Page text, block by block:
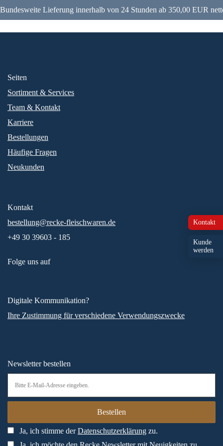
Bundesweite Lieferung innerhalb von 24 Stunden ab 350,00 EUR
Kontakt
Kunde
werden
Seiten
Sortiment & Services
Team & Kontakt
Karriere
Bestellungen
Häufige Fragen
Neukunden
Kontakt
bestellung@recke-fleischwaren.de
+49 30 39603 - 185
Folge uns auf
Digitale Kommunikation?
Ihre Zustimmung für verschiedene Verwendungszwecke
Newsletter bestellen
Ja, ich stimme derDatenschutzerklärung zu.